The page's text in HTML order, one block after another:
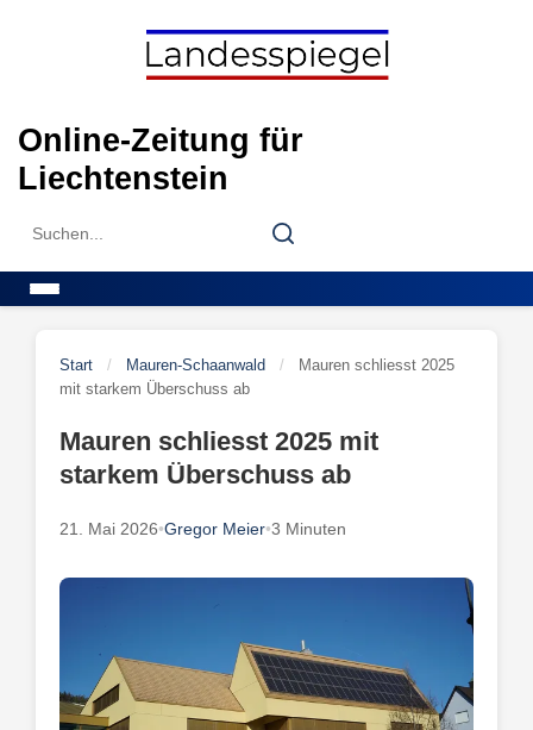
Online-Zeitung für
Liechtenstein
Search
Search
Start / Mauren-Schaanwald /
Mauren schliesst 2025
mit starkem Überschuss ab
Mauren schliesst 2025 mit
starkem Überschuss ab
21. Mai 2026•Gregor Meier•3 Minuten